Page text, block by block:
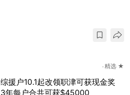
精选 ★
综援户10.1起改领职津可获现金奖
3年每户合共可获$45000